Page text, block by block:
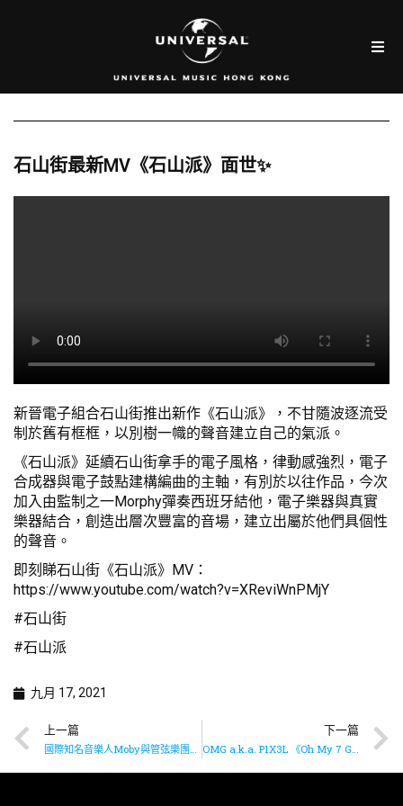
石山街最新MV《石山派》面世✨
新晉電子組合石山街推出新作《石山派》，不甘隨波逐流受
制於舊有框框，以別樹一幟的聲音建立自己的氣派。
《石山派》延續石山街拿手的電子風格，律動感強烈，電子
合成器與電子鼓點建構編曲的主軸，有別於以往作品，今次
加入由監制之一Morphy彈奏西班牙結他，電子樂器與真實
樂器結合，創造出層次豐富的音場，建立出屬於他們具個性
的聲音。
即刻睇石山街《石山派》MV：
https://www.youtube.com/watch?v=XReviWnPMjY
#石山街
#石山派
九月 17, 2021
上一篇
國際知名音樂人Moby與管弦樂團合作重新演繹多首代表作
下一篇
OMG a.k.a. P1X3L 《Oh My 7 God (feat. 七仙羽) 》幕後花絮2